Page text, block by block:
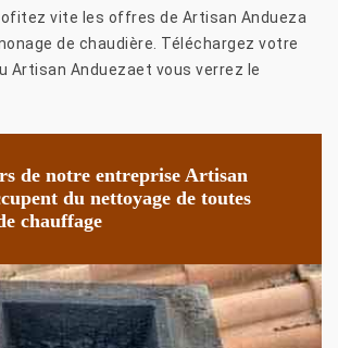
vite les offres de Artisan Andueza
de chaudière. Téléchargez votre
Artisan Anduezaet vous verrez le
de notre entreprise Artisan
du nettoyage de toutes
chauffage